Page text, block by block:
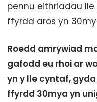
pennu eithriadau
ffyrdd aros yn
Roedd amrywiad
gafodd eu rhoi ar
yn y lle cyntaf,
ffyrdd 30mya yn